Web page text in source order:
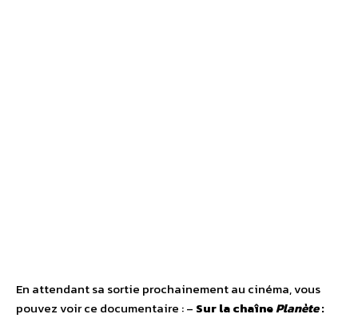
En attendant sa sortie prochainement au cinéma, vous
pouvez voir ce documentaire : – Sur la chaînePlanète: